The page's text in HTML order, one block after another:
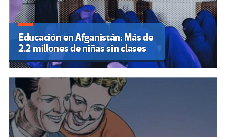
Educación en Afganistán: Más de
2.2 millones de niñas sin clases